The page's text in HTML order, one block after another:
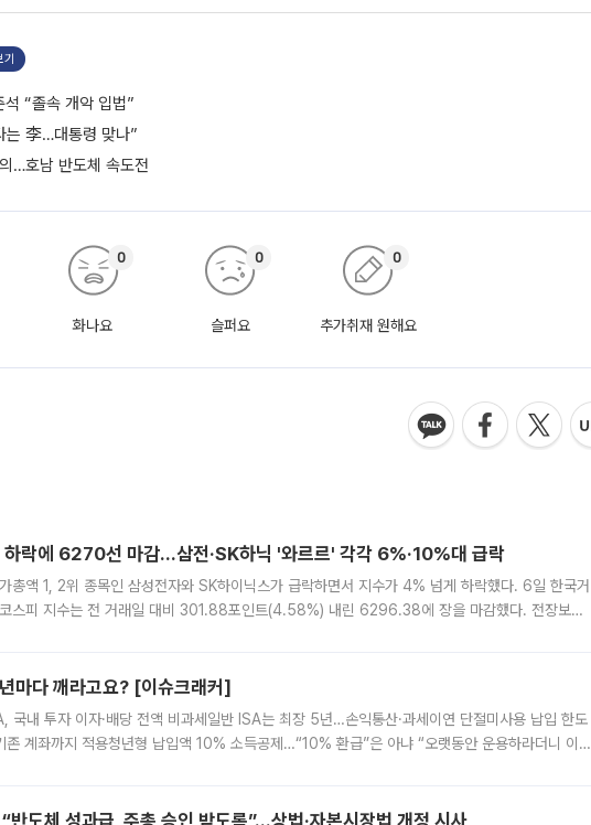
기
“졸속 개악 입법”
는 李…대통령 맞나”
…호남 반도체 속도전
화나요
0
슬퍼요
0
추가취재 원해요
0
락에 6270선 마감…삼전·SK하닉 '와르르' 각각 6%·10%대 급락
총액 1, 2위 종목인 삼성전자와 SK하이닉스가 급락하면서 지수가 4% 넘게 하락했다. 6일 한국거
스피 지수는 전 거래일 대비 301.88포인트(4.58%) 내린 6296.38에 장을 마감했다. 전장보다
마다 깨라고요? [이슈크래커]
국내 투자 이자·배당 전액 비과세일반 ISA는 최장 5년…손익통산·과세이연 단절미사용 납입 한도
존 계좌까지 적용청년형 납입액 10% 소득공제…“10% 환급”은 아냐 “오랫동안 운용하라더니 이제
반도체 성과급, 주총 승인 받도록”…상법·자본시장법 개정 시사